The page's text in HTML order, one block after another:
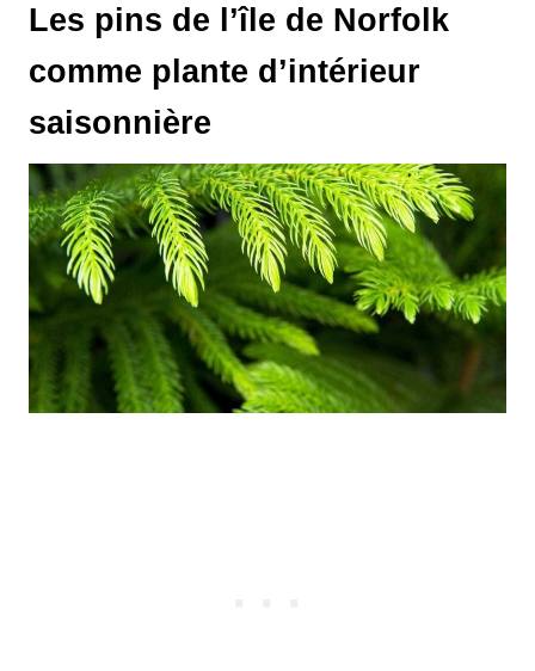
Les pins de l’île de Norfolk
comme plante d’intérieur
saisonnière